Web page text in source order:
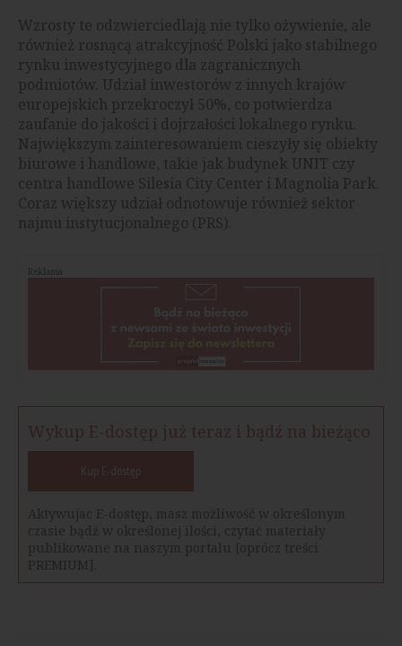
Wzrosty te odzwierciedlają nie tylko ożywienie, ale
również rosnącą atrakcyjność Polski jako stabilnego
rynku inwestycyjnego dla zagranicznych
podmiotów. Udział inwestorów z innych krajów
europejskich przekroczył 50%, co potwierdza
zaufanie do jakości i dojrzałości lokalnego rynku.
Największym zainteresowaniem cieszyły się obiekty
biurowe i handlowe, takie jak budynek UNIT czy
centra handlowe Silesia City Center i Magnolia Park.
Coraz większy udział odnotowuje również sektor
najmu instytucjonalnego (PRS).
Reklama
Wykup E-dostęp już teraz i bądź na bieżąco
Kup E-dostęp
Aktywujac E-dostęp, masz możliwość w określonym
czasie bądź w określonej ilości, czytać materiały
publikowane na naszym portalu [oprócz treści
PREMIUM].